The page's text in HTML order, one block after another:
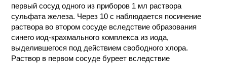
первый сосуд одного из приборов 1 мл раствора
сульфата железа. Через 10 с наблюдается посинение
раствора во втором сосуде вследствие образования
синего иод-крахмального комплекса из иода,
выделившегося под действием свободного хлора.
Раствор в первом сосуде буреет вследствие